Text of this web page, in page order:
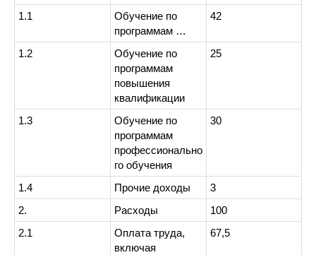
1.1
Обучение по
программам …
42
1.2
Обучение по
программам
повышения
квалификации
25
1.3
Обучение по
программам
профессионально
го обучения
30
1.4 Прочие доходы
3
2.
Расходы
100
2.1
Оплата труда,
включая
67,5